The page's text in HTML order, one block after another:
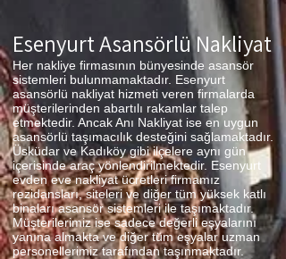
Esenyurt Asansörlü Nakliyat
Her nakliye firmasının bünyesinde asansör
sistemleri bulunmamaktadır. Esenyurt
asansörlü nakliyat hizmeti veren firmalarda
müşterilerinden abartılı rakamlar talep
etmektedir. Ancak Anı Nakliyat ise en uygun
asansörlü taşımacılık desteğini sağlamaktadır.
Üsküdar ve Kadıköy gibi ilçelere aynı gün
içerisinde araç yönlendirilmektedir. Esenyurt
evden eve nakliyat ücretleri firmamız
rezidansları, siteleri ve diğer tüm yüksek katlı
binaları asansör sistemleri ile taşımaktadır.
Müşterilerimiz ise sadece değerli eşyalarını
yanına almakta ve diğer tüm eşyalar uzman
personellerimiz tarafından taşınmaktadır.